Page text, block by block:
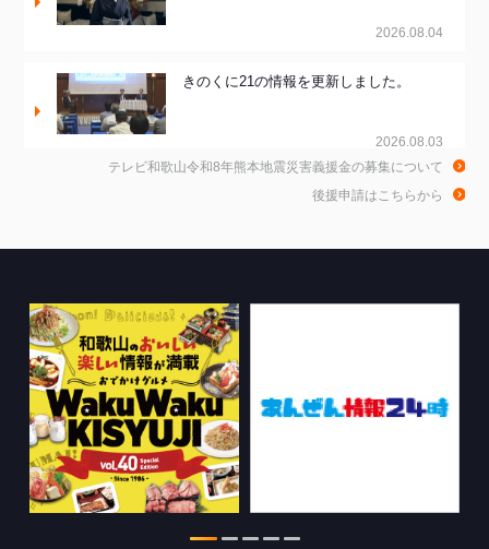
2026.08.04
きのくに21の情報を更新しました。
2026.08.03
ちゃぶ台おかわりの情報を更新しまし
2026.07.30
WTV NEWS6【WAKAYAMA SDGs】の
情報を更新しました。
特別番組【8月】の情報を更新しました。
わかやま医療ナビの情報を更新しまし
た。
テレビ和歌山令和8年熊本地震災害義援金の募集について
後援申請はこちらから